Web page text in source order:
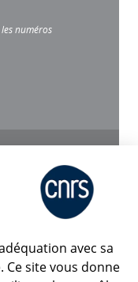
numéros
avec sa
Ce site vous donne